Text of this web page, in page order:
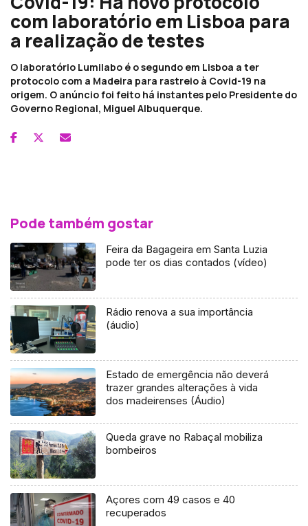
com laboratório em Lisboa para
a realização de testes
O laboratório Lumilabo é o segundo em Lisboa a ter
protocolo com a Madeira para rastreio à Covid-19 na
origem. O anúncio foi feito há instantes pelo Presidente do
Governo Regional, Miguel Albuquerque.
Pode também gostar
Feira da Bagageira em Santa Luzia
pode ter os dias contados (vídeo)
Rádio renova a sua importância
(áudio)
Estado de emergência não deverá
trazer grandes alterações à vida
dos madeirenses (Áudio)
Queda grave no Rabaçal mobiliza
bombeiros
Açores com 49 casos e 40
recuperados